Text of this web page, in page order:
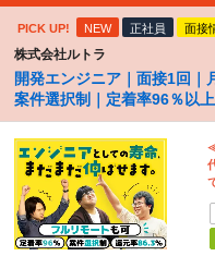
PICK UP! NEW 正社員 面接
株式会社ルトラ
開発エンジニア｜面接1回｜
案件選択制｜定着率96％以